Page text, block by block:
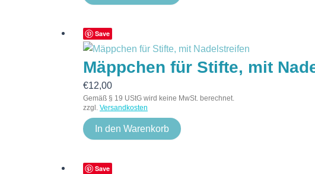
Save
Mäppchen für Stifte, mit
€12,00
Gemäß § 19 UStG wird keine MwSt. berechnet.
zzgl. Versandkosten
In den Warenkorb
Save